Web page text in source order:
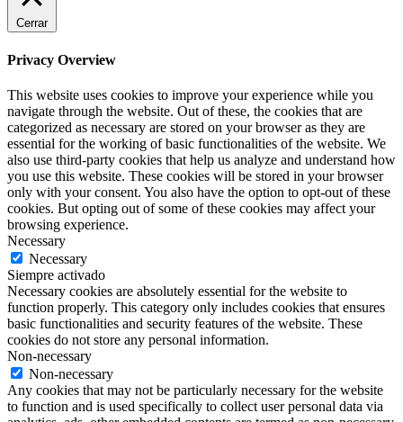
Cerrar
Privacy Overview
This website uses cookies to improve your experience while you
navigate through the website. Out of these, the cookies that are
categorized as necessary are stored on your browser as they are
essential for the working of basic functionalities of the website. We
also use third-party cookies that help us analyze and understand how
you use this website. These cookies will be stored in your browser
only with your consent. You also have the option to opt-out of these
cookies. But opting out of some of these cookies may affect your
browsing experience.
Necessary
Necessary
Siempre activado
Necessary cookies are absolutely essential for the website to
function properly. This category only includes cookies that ensures
basic functionalities and security features of the website. These
cookies do not store any personal information.
Non-necessary
Non-necessary
Any cookies that may not be particularly necessary for the website
to function and is used specifically to collect user personal data via